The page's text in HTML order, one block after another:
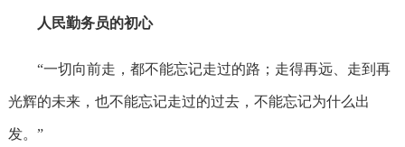
人民勤务员的初心
“一切向前走，都不能忘记走过的路；走得再远、走到再
光辉的未来，也不能忘记走过的过去，不能忘记为什么出
发。”